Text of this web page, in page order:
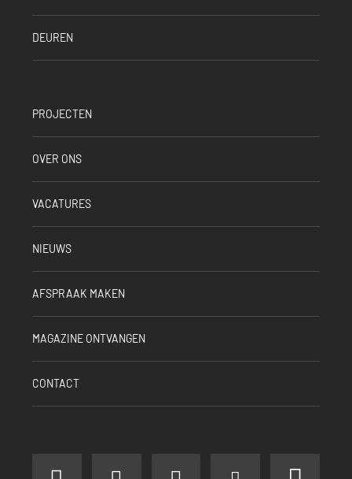
DEUREN
PROJECTEN
OVER ONS
VACATURES
NIEUWS
AFSPRAAK MAKEN
MAGAZINE ONTVANGEN
CONTACT